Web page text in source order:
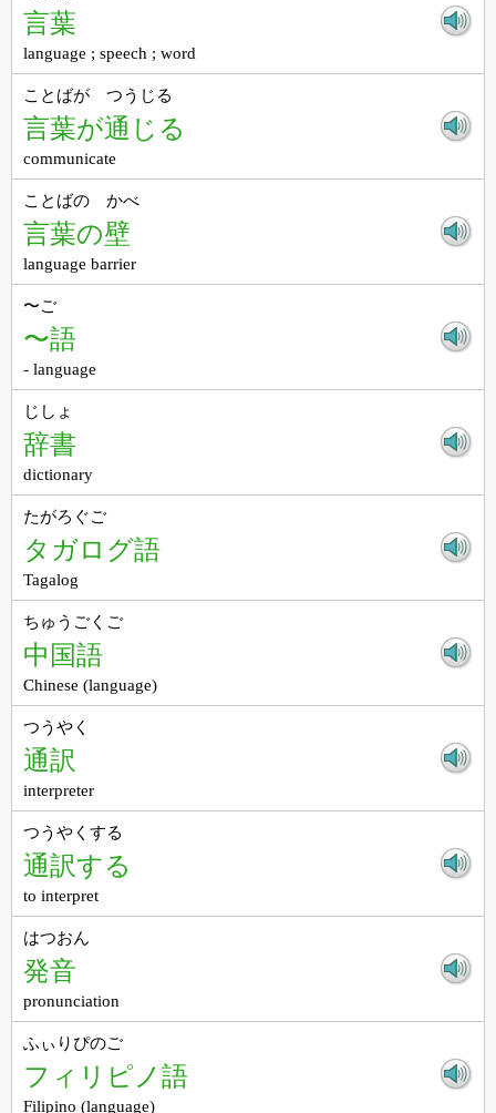
言葉
language ; speech ; word
ことばが つうじる
言葉が通じる
communicate
ことばの かべ
言葉の壁
language barrier
〜ご
〜語
- language
じしょ
辞書
dictionary
たがろぐご
タガログ語
Tagalog
ちゅうごくご
中国語
Chinese (language)
つうやく
通訳
interpreter
つうやくする
通訳する
to interpret
はつおん
発音
pronunciation
ふぃりぴのご
フィリピノ語
Filipino (language)